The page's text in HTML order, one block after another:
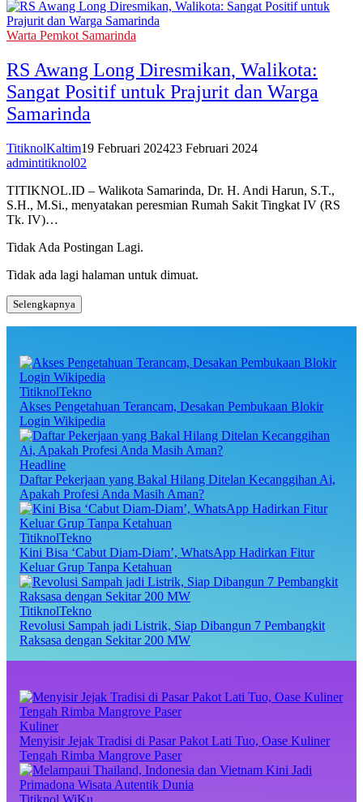
Warta Pemkot Samarinda
RS Awang Long Diresmikan, Walikota:
Sangat Positif untuk Prajurit dan Warga
Samarinda
TitiknolKaltim19 Februari 202423 Februari 2024
admintitiknol02
TITIKNOL.ID – Walikota Samarinda, Dr. H. Andi Harun, S.T.,
S.H., M.Si., menyatakan peresmian Rumah Sakit Tingkat IV (RS
Tk. IV)…
Tidak Ada Postingan Lagi.
Tidak ada lagi halaman untuk dimuat.
Selengkapnya
TitiknolTekno
Akses Pengetahuan Terancam, Desakan Pembukaan Blokir
Login Wikipedia
Headline
Daftar Pekerjaan yang Bakal Hilang Ditelan Kecanggihan Ai,
Apakah Profesi Anda Masih Aman?
TitiknolTekno
Kini Bisa ‘Cabut Diam-Diam’, WhatsApp Hadirkan Fitur
Keluar Grup Tanpa Ketahuan
TitiknolTekno
Revolusi Sampah jadi Listrik, Siap Dibangun 7 Pembangkit
Raksasa dengan Sekitar 200 MW
Kuliner
Menyisir Jejak Tradisi di Pasar Pakot Lati Tuo, Oase Kuliner
Tengah Rimba Mangrove Paser
Titiknol WiKu